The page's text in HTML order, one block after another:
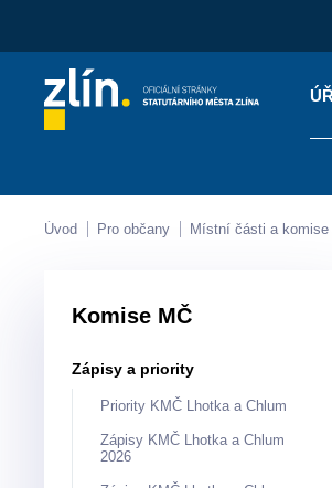
Kontakty
Úvod Pro občany Místní části a komise
Komise MČ
Zápisy a priority
Priority KMČ Lhotka a Chlum
Zápisy KMČ Lhotka a Chlum
2026